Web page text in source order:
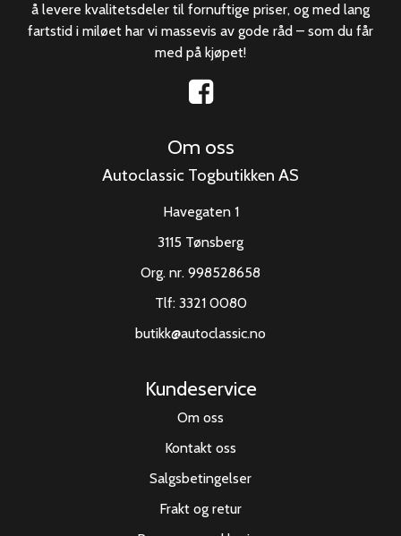
å levere kvalitetsdeler til fornuftige priser, og med lang
fartstid i miløet har vi massevis av gode råd – som du får
med på kjøpet!
Om oss
Autoclassic Togbutikken AS
Havegaten 1
3115 Tønsberg
Org. nr. 998528658
Tlf: 3321 0080
butikk@autoclassic.no
Kundeservice
Om oss
Kontakt oss
Salgsbetingelser
Frakt og retur